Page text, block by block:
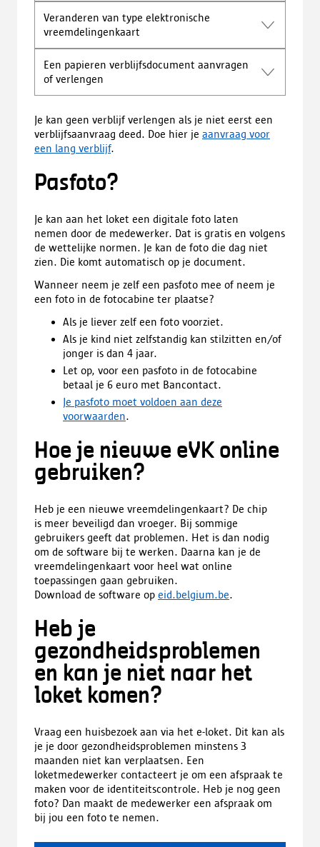
Veranderen van type elektronische
vreemdelingenkaart
Een papieren verblijfsdocument aanvragen
of verlengen
Je kan geen verblijf verlengen als je niet eerst een
verblijfsaanvraag deed. Doe hier je aanvraag voor
een lang verblijf.
Pasfoto?
Je kan aan het loket een digitale foto laten
nemen door de medewerker. Dat is gratis en volgens
de wettelijke normen. Je kan de foto die dag niet
zien. Die komt automatisch op je document.
Wanneer neem je zelf een pasfoto mee of neem je
een foto in de fotocabine ter plaatse?
Als je liever zelf een foto voorziet.
Als je kind niet zelfstandig kan stilzitten en/of
jonger is dan 4 jaar.
Let op, voor een pasfoto in de fotocabine
betaal je 6 euro met Bancontact.
Je pasfoto moet voldoen aan deze
voorwaarden.
Hoe je nieuwe eVK online
gebruiken?
Heb je een nieuwe vreemdelingenkaart? De chip
is meer beveiligd dan vroeger. Bij sommige
gebruikers geeft dat problemen. Het is dan nodig
om de software bij te werken. Daarna kan je de
vreemdelingenkaart voor heel wat online
toepassingen gaan gebruiken.
Download de software op eid.belgium.be.
Heb je
gezondheidsproblemen
en kan je niet naar het
loket komen?
Vraag een huisbezoek aan via het e-loket. Dit kan als
je je door gezondheidsproblemen minstens 3
maanden niet kan verplaatsen. Een
loketmedewerker contacteert je om een afspraak te
maken voor de identiteitscontrole. Heb je nog geen
foto? Dan maakt de medewerker een afspraak om
bij jou een foto te nemen.